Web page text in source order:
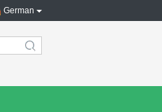
German
search